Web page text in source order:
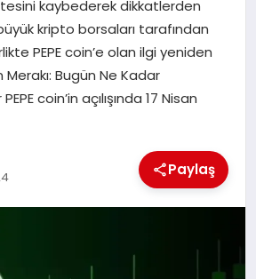
kaybederek dikkatlerden
kripto borsaları tarafından
PEPE coin’e olan ilgi yeniden
Merakı: Bugün Ne Kadar
coin’in açılışında 17 Nisan
Paylaş